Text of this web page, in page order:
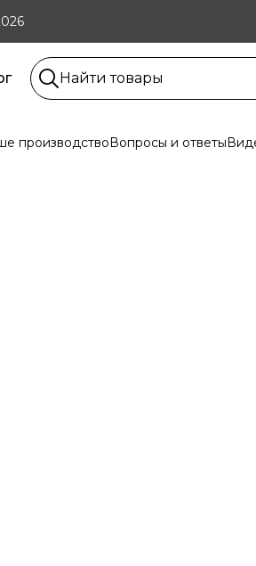
производствоВопросы и ответы